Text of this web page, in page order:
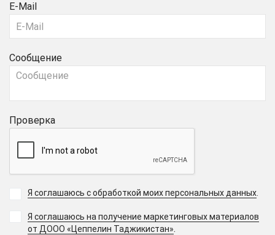
E-Mail
Сообщение
Проверка
Я соглашаюсь с обработкой моих персональных данных
Я соглашаюсь на получение маркетинговых материалов
от ДООО «Цеппелин Таджикистан».